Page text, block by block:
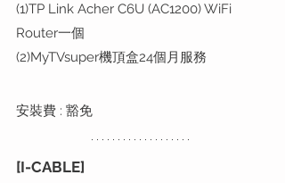
(1)TP Link Acher C6U (AC1200) WiFi
Router一個
(2)MyTVsuper機頂盒24個月服務
安裝費 : 豁免
[I-CABLE]